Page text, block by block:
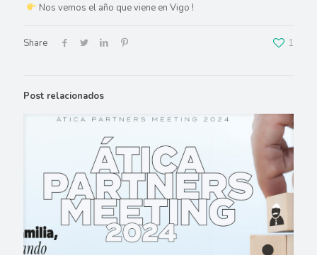
Nos vemos el año que viene en Vigo !
Share 1
Post relacionados